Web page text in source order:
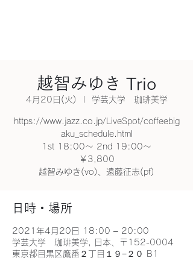
越智みゆき Trio
4月20日(火) 学芸大学 珈琲美学
https://www.jazz.co.jp/LiveSpot/coffeebig
aku_schedule.html
1st 18:00～ 2nd 19:00～
￥3,800
越智みゆき(vo)、遠藤征志(pf)
日時・場所
2021年4月20日 18:00 – 20:00
学芸大学 珈琲美学, 日本、〒152-0004
東京都目黒区鷹番２丁目１９−２０ B1